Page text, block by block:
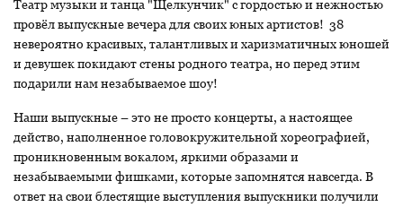
Театр музыки и танца "Щелкунчик" с гордостью и нежностью
провёл выпускные вечера для своих юных артистов! 38
невероятно красивых, талантливых и харизматичных юношей
и девушек покидают стены родного театра, но перед этим
подарили нам незабываемое шоу!
Наши выпускные – это не просто концерты, а настоящее
действо, наполненное головокружительной хореографией,
проникновенным вокалом, яркими образами и
незабываемыми фишками, которые запомнятся навсегда. В
ответ на свои блестящие выступления выпускники получили